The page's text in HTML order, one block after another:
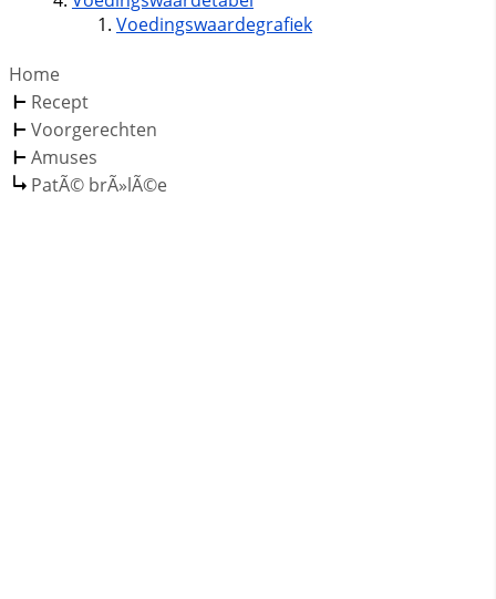
Voedingswaardegrafiek
Home
Recept
Voorgerechten
Amuses
PatÃ© brÃ»lÃ©e